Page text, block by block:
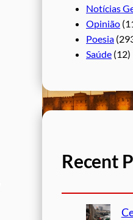
Notícias
Opinião
Poesia
Saúde (12)
Recent